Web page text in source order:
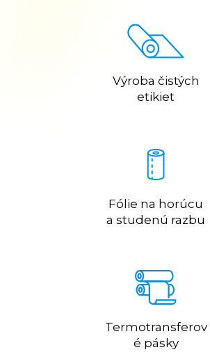
Výroba čistých
etikiet
Fólie na horúcu
a studenú razbu
Termotransferov
é pásky